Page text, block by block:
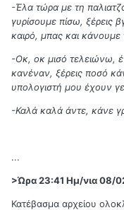
-Έλα τώρα με τη
γυρίσουμε πίσω, ξέρεις
καιρό, μπας και κάνουμε
-Οκ, οκ μισό τελειώνω,
κανέναν, ξέρεις ποσό
υπολογιστή μου έχουν
-Καλά καλά άντε, κάνε
...
>Ώρα 23:41 Ημ/νια 08/
Κατέβασμα αρχείου